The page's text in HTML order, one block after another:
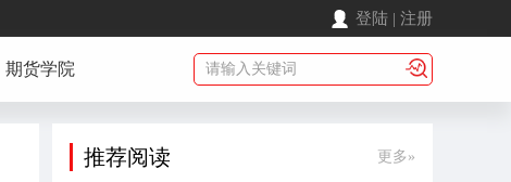
登陆 | 注册
期货学院
推荐阅读 更多»